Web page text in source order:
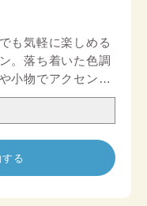
も気軽に楽しめる
。落ち着いた色調
小物でアクセント
のもおすすめで
る